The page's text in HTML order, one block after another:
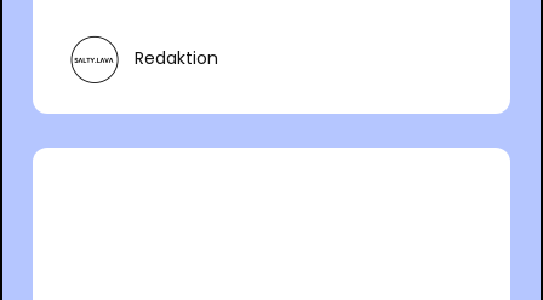
Redaktion